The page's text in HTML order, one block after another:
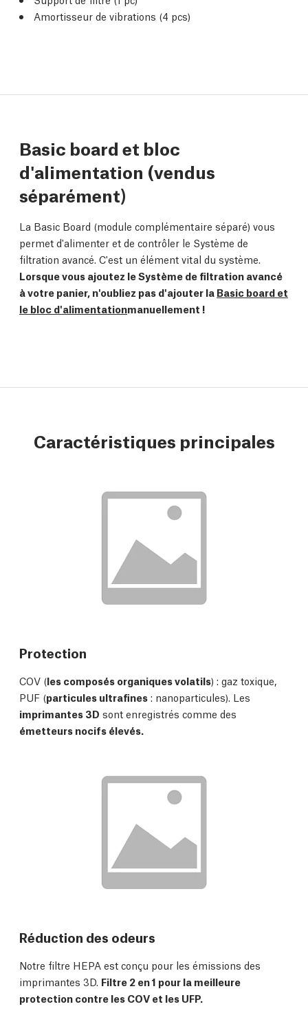
Amortisseur de vibrations (4 pcs)
Basic board et bloc
d'alimentation (vendus
séparément)
La Basic Board (module complémentaire séparé) vous
permet d'alimenter et de contrôler le Système de
filtration avancé. C'est un élément vital du système.
Lorsque vous ajoutez le Système de filtration avancé
à votre panier, n'oubliez pas d'ajouter la Basic board et
le bloc d'alimentationmanuellement !
Caractéristiques principales
Protection
COV (les composés organiques volatils) : gaz toxique,
PUF (particules ultrafines : nanoparticules). Les
imprimantes 3D sont enregistrés comme des
émetteurs nocifs élevés.
Réduction des odeurs
Notre filtre HEPA est conçu pour les émissions des
imprimantes 3D. Filtre 2 en 1 pour la meilleure
protection contre les COV et les UFP.